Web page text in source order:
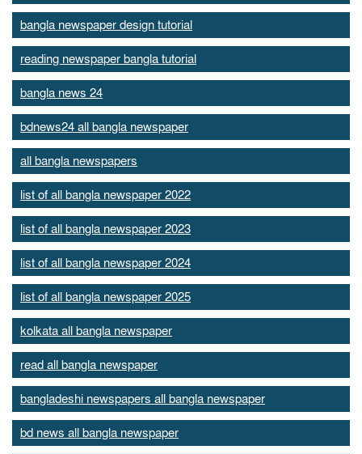
bangla newspaper design tutorial
reading newspaper bangla tutorial
bangla news 24
bdnews24 all bangla newspaper
all bangla newspapers
list of all bangla newspaper 2022
list of all bangla newspaper 2023
list of all bangla newspaper 2024
list of all bangla newspaper 2025
kolkata all bangla newspaper
read all bangla newspaper
bangladeshi newspapers all bangla newspaper
bd news all bangla newspaper